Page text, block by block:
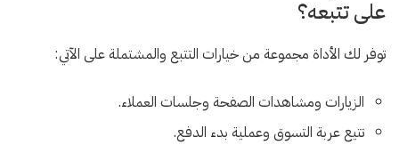
على تتبعه؟
توفر لك الأداة مجموعة من خيارات التتبع والمشتملة على الآتي:
الزيارات ومشاهدات الصفحة وجلسات العملاء.
تتيع عربة التسوق وعملية بدء الدفع.